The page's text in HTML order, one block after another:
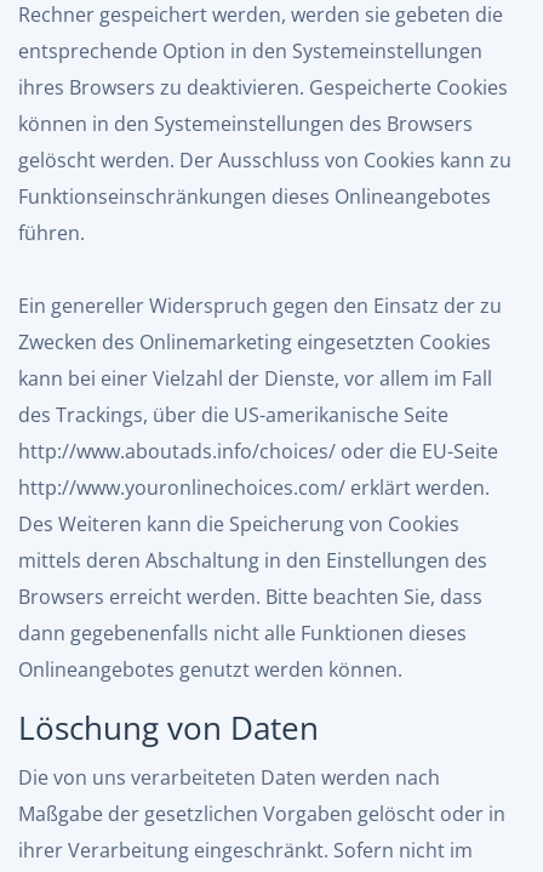
Rechner gespeichert werden, werden sie gebeten die
entsprechende Option in den Systemeinstellungen
ihres Browsers zu deaktivieren. Gespeicherte Cookies
können in den Systemeinstellungen des Browsers
gelöscht werden. Der Ausschluss von Cookies kann zu
Funktionseinschränkungen dieses Onlineangebotes
führen.
Ein genereller Widerspruch gegen den Einsatz der zu
Zwecken des Onlinemarketing eingesetzten Cookies
kann bei einer Vielzahl der Dienste, vor allem im Fall
des Trackings, über die US-amerikanische Seite
http://www.aboutads.info/choices/ oder die EU-Seite
http://www.youronlinechoices.com/ erklärt werden.
Des Weiteren kann die Speicherung von Cookies
mittels deren Abschaltung in den Einstellungen des
Browsers erreicht werden. Bitte beachten Sie, dass
dann gegebenenfalls nicht alle Funktionen dieses
Onlineangebotes genutzt werden können.
Löschung von Daten
Die von uns verarbeiteten Daten werden nach
Maßgabe der gesetzlichen Vorgaben gelöscht oder in
ihrer Verarbeitung eingeschränkt. Sofern nicht im